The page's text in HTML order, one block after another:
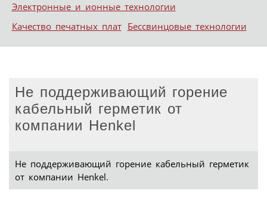
Электронные и ионные технологии
Качество печатных плат Бессвинцовые технологии
Не поддерживающий горение
кабельный герметик от
компании Henkel
Не поддерживающий горение кабельный герметик
от компании Henkel.